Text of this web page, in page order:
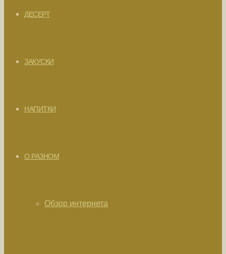
ДЕСЕРТ
ЗАКУСКИ
НАПИТКИ
О РАЗНОМ
Обзор интернета